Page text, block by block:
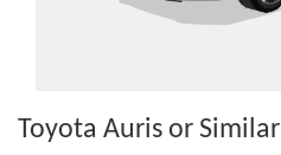
Toyota Auris or Similar